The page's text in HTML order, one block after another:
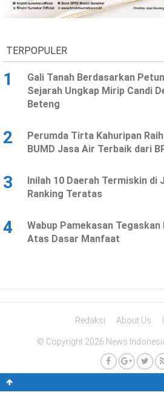
TERPOPULER
1
Gali Tanah Berdasarkan
Sejarah Ungkap Mirip Candi
Beteng
2
Perumda Tirta Kahuripan
BUMD Jasa Air Terbaik dari
3
Inilah 10 Daerah Termiskin di
Ranking Teratas
4
Wabup Pamekasan Tegaskan
Atas Dasar Manfaat
Redaksi About Us
© Copyright 2026 News